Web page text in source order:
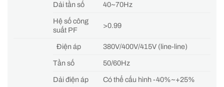
Dải tần số 40~70Hz
Hệ số công
suất PF
>0.99
Điện áp 380V/400V/415V (line-line)
Tần số 50/60Hz
Dải điện áp Có thể cấu hình -40%~+25%